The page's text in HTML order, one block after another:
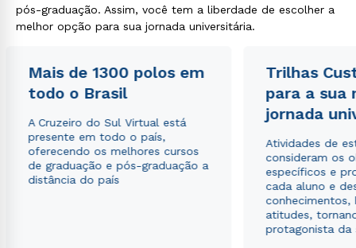
pós-graduação. Assim, você tem a liberdade de escolher a
melhor opção para sua jornada universitária.
Mais de 1300 polos em
todo o Brasil
A Cruzeiro do Sul Virtual está
presente em todo o país,
oferecendo os melhores cursos
de graduação e pós-graduação a
distância do país
Trilhas
para a sua
jornada
Atividades de
consideram os
específicos e
cada aluno e
conhecimentos,
atitudes,
protagonista da